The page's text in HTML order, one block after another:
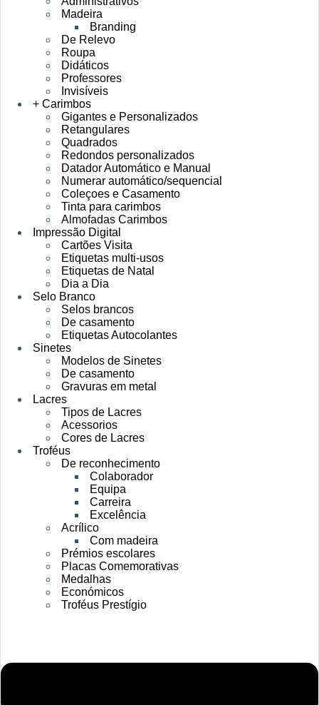
Madeira
Branding
De Relevo
Roupa
Didáticos
Professores
Invisíveis
+ Carimbos
Gigantes e Personalizados
Retangulares
Quadrados
Redondos personalizados
Datador Automático e Manual
Numerar automático/sequencial
Coleçoes e Casamento
Tinta para carimbos
Almofadas Carimbos
Impressão Digital
Cartões Visita
Etiquetas multi-usos
Etiquetas de Natal
Dia a Dia
Selo Branco
Selos brancos
De casamento
Etiquetas Autocolantes
Sinetes
Modelos de Sinetes
De casamento
Gravuras em metal
Lacres
Tipos de Lacres
Acessorios
Cores de Lacres
Troféus
De reconhecimento
Colaborador
Equipa
Carreira
Excelência
Acrílico
Com madeira
Prémios escolares
Placas Comemorativas
Medalhas
Económicos
Troféus Prestígio